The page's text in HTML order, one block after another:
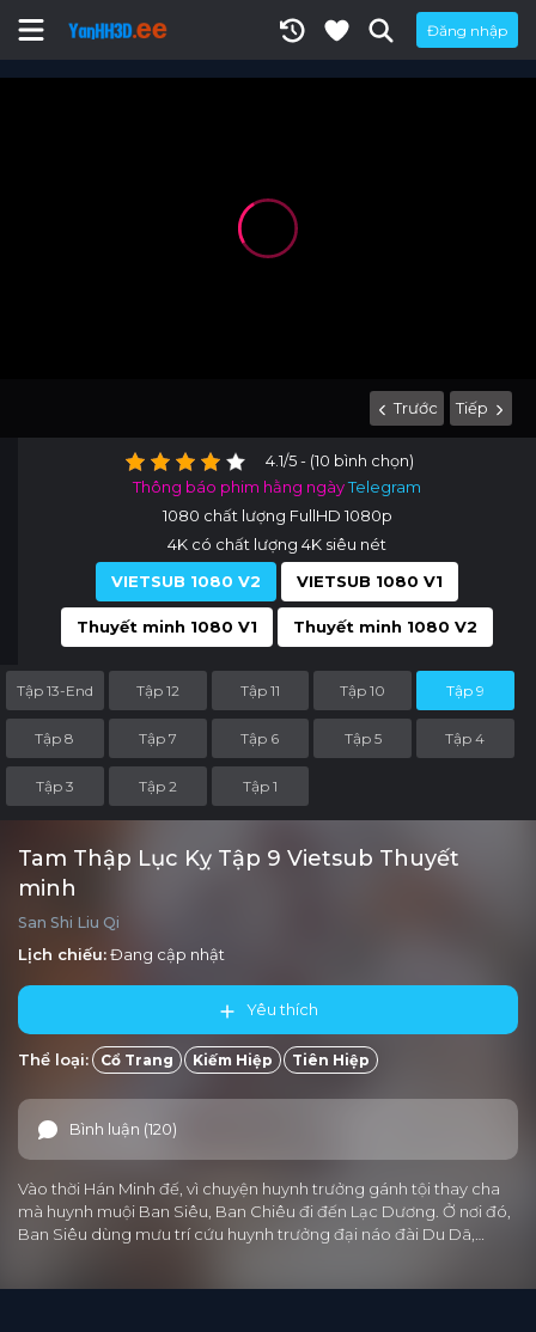
Đăng nhập
Trước Tiếp
4.1/5 - (10 bình chọn)
Thông báo phim hằng ngàyTelegram
1080 chất lượng FullHD 1080p
4K có chất lượng 4K siêu nét
VIETSUB 1080 V2
VIETSUB 1080 V1
Thuyết minh 1080 V1 Thuyết minh 1080 V2
Tập 13-End Tập 12 Tập 11 Tập 10 Tập 9
Tập 8 Tập 7 Tập 6 Tập 5 Tập 4
Tập 3 Tập 2 Tập 1
Tam Thập Lục Kỵ Tập 9 Vietsub Thuyết
minh
San Shi Liu Qi
Lịch chiếu:Đang cập nhật
Yêu thích
Thể loại: Cổ Trang Kiếm Hiệp Tiên Hiệp
Bình luận (120)
Vào thời Hán Minh đế, vì chuyện huynh trưởng gánh tội thay cha
mà huynh muội Ban Siêu, Ban Chiêu đi đến Lạc Dương. Ở nơi đó,
Ban Siêu dùng mưu trí cứu huynh trưởng đại náo đài Du Dã,…